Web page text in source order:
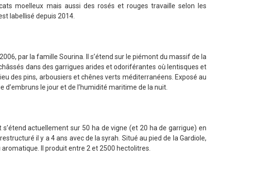
moelleux mais aussi des rosés et rouges travaille selon les
labellisé depuis 2014.
par la famille Sourina. Il s’étend sur le piémont du massif de la
dans des garrigues arides et odoriférantes où lentisques et
des pins, arbousiers et chênes verts méditerranéens. Exposé au
le jour et de l’humidité maritime de la nuit.
actuellement sur 50 ha de vigne (et 20 ha de garrigue) en
il y a 4 ans avec de la syrah. Situé au pied de la Gardiole,
Il produit entre 2 et 2500 hectolitres.